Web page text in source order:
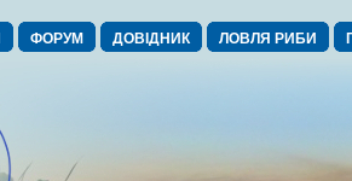
ФОРУМ ДОВІДНИК ЛОВЛЯ РИБИ